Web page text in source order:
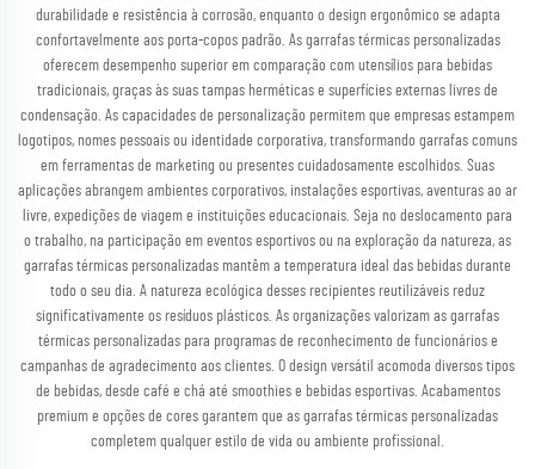
durabilidade e resistência à corrosão, enquanto o design ergonômico se adapta
confortavelmente aos porta-copos padrão. As garrafas térmicas personalizadas
oferecem desempenho superior em comparação com utensílios para bebidas
tradicionais, graças às suas tampas herméticas e superfícies externas livres de
condensação. As capacidades de personalização permitem que empresas estampem
logotipos, nomes pessoais ou identidade corporativa, transformando garrafas comuns
em ferramentas de marketing ou presentes cuidadosamente escolhidos. Suas
aplicações abrangem ambientes corporativos, instalações esportivas, aventuras ao ar
livre, expedições de viagem e instituições educacionais. Seja no deslocamento para
o trabalho, na participação em eventos esportivos ou na exploração da natureza, as
garrafas térmicas personalizadas mantêm a temperatura ideal das bebidas durante
todo o seu dia. A natureza ecológica desses recipientes reutilizáveis reduz
significativamente os resíduos plásticos. As organizações valorizam as garrafas
térmicas personalizadas para programas de reconhecimento de funcionários e
campanhas de agradecimento aos clientes. O design versátil acomoda diversos tipos
de bebidas, desde café e chá até smoothies e bebidas esportivas. Acabamentos
premium e opções de cores garantem que as garrafas térmicas personalizadas
completem qualquer estilo de vida ou ambiente profissional.